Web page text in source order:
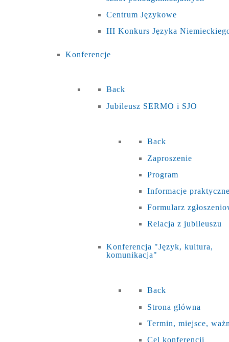
Centrum Językowe
III Konkurs Języka
Konferencje
Back
Jubileusz SERMO i SJO
Back
Zaproszenie
Program
Informacje
Formularz
Relacja z jubileuszu
Konferencja "Język, kultura,
komunikacja"
Back
Strona główna
Termin, miejsce,
Cel konferencji